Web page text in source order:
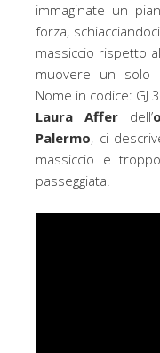
immaginate un
forza,
massiccio rispetto
muovere un solo
Nome in codice: GJ
Laura Affer dell’
Palermo, ci
massiccio e
passeggiata.